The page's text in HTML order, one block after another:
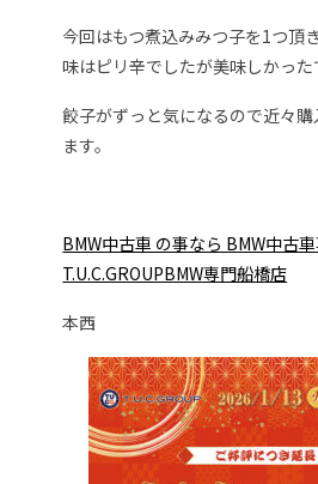
今回はもつ煮込みみつ子を1つ頂
味はピリ辛でしたが美味しかった
餃子がずっと気になるので近々
ます。
BMW中古車 の事なら BMW中古
T.U.C.GROUPBMW専門船橋店
本西